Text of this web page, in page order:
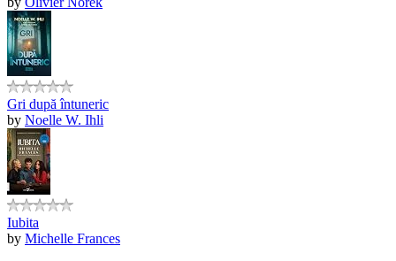
Gri după întuneric
by Noelle W. Ihli
Iubita
by Michelle Frances